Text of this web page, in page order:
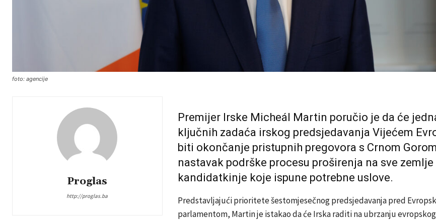
foto: agencije
Proglas
http://proglas.ba
Premijer Irske Micheál Martin poručio je da će
ključnih zadaća irskog predsjedavanja Vijećem
biti okončanje pristupnih pregovora s Crnom
nastavak podrške procesu proširenja na sve zemlje
kandidatkinje koje ispune potrebne uslove.
Predstavljajući prioritete šestomjesečnog predsjedavanja pred
parlamentom, Martin je istakao da će Irska raditi na ubrzanju